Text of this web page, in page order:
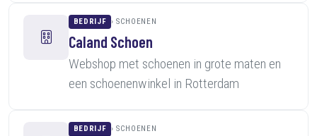
BEDRIJF SCHOENEN
Caland Schoen
Webshop met schoenen in grote maten en
een schoenenwinkel in Rotterdam
BEDRIJF SCHOENEN